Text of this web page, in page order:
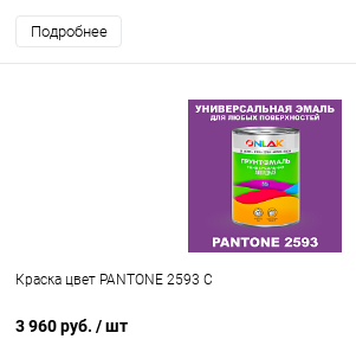
Подробнее
Краска цвет PANTONE 2593 C
3 960 руб. / шт